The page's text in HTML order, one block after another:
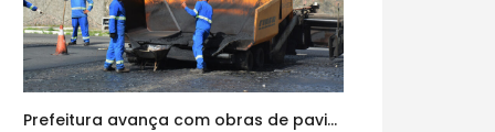
Prefeitura avança com obras de pavimentação asfáltica na Rua Lopes Rodrigues